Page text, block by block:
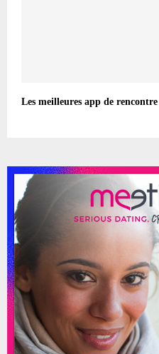
Les meilleures app de